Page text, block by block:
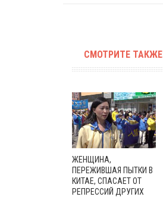
СМОТРИТЕ
ЖЕНЩИНА,
ПЕРЕЖИВШАЯ ПЫТКИ В
КИТАЕ, СПАСАЕТ ОТ
РЕПРЕССИЙ ДРУГИХ